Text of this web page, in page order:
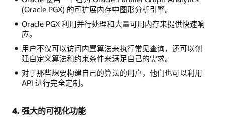
(Oracle PGX) 的可扩展内存中图形分析引擎。
Oracle PGX 利用并行处理和大量可用内存来提供快速响
应。
用户不仅可以访问内置算法来执行常见查询，还可以创
建自定义算法和约束条件来满足自己的需求。
对于那些想要构建自己的算法的用户，他们也可以利用
API 进行完全定制。
4. 强大的可视化功能